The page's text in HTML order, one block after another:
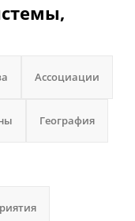
Ассоциации
География